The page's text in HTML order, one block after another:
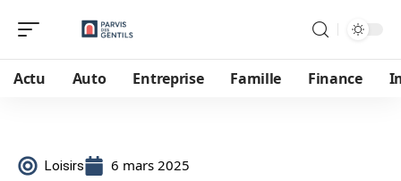
Actu Auto Entreprise Famille Finance
Loisirs 6 mars 2025